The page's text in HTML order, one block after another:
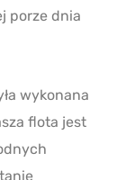
porze dnia
wykonana
flota jest